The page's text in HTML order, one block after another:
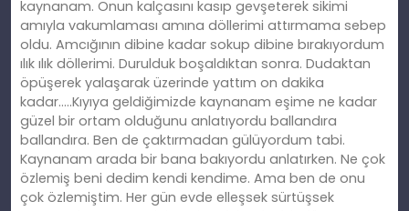
kaynanam. Onun kalçasını kasıp gevşeterek sikimi
amıyla vakumlaması amına döllerimi attırmama sebep
oldu. Amcığının dibine kadar sokup dibine bırakıyordum
ılık ılık döllerimi. Durulduk boşaldıktan sonra. Dudaktan
öpüşerek yalaşarak üzerinde yattım on dakika
kadar…..Kıyıya geldiğimizde kaynanam eşime ne kadar
güzel bir ortam olduğunu anlatıyordu ballandıra
ballandıra. Ben de çaktırmadan gülüyordum tabi.
Kaynanam arada bir bana bakıyordu anlatırken. Ne çok
özlemiş beni dedim kendi kendime. Ama ben de onu
çok özlemiştim. Her gün evde elleşsek sürtüşsek